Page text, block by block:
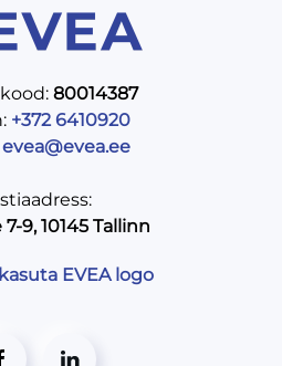
80014387
+372 6410920
evea@evea.ee
9, 10145 Tallinn
EVEA logo